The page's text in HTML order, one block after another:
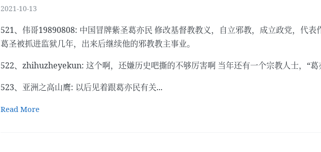
2021-10-13
521、伟哥19890808: 中国冒牌紫圣葛亦民 修改基督教教义，自立邪教，成立政党，代表
葛圣被抓进监狱几年，出来后继续他的邪教教主事业。
522、zhihuzheyekun: 这个啊，还嫌历史吧撕的不够厉害啊 当年还有一个宗教人士，“葛
523、亚洲之高山鹰: 以后见着跟葛亦民有关...
Read More